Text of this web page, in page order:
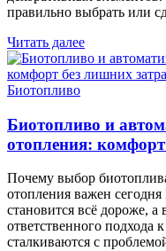
правильно выбрать или
Читать далее
Биотопливо
Биотопливо и
отопления:
Почему выбор
отопления важен
становится всё дороже,
ответственного
сталкиваются с